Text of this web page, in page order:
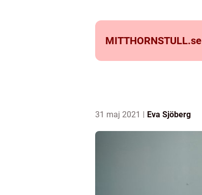
MITTHORNSTULL.se
31 maj 2021 Eva Sjöberg